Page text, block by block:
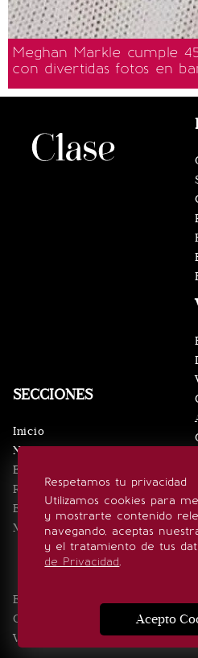
Meghan Markle cumple
con divertidas fotos en
Respetamos tu privacidad
Utilizamos cookies para
y mostrarte contenido
navegando, aceptas
y el tratamiento de tus
de Privacidad.
Acepto
SECCIONES
Inicio
Noticias
Eventos
Realeza
Estilo de vida
Minuto x Minuto
Edición Impresa
Contacto
Eventos
Videos
Aviso Privacidad